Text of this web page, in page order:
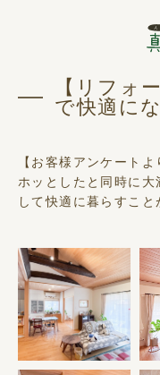
【リフォ
で快適に
【お客様アンケート
ホッとしたと同時に
して快適に暮らすこと